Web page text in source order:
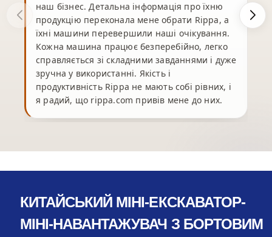
наш бізнес. Детальна інформація про їхню
продукцію переконала мене обрати Rippa, а
їхні машини перевершили наші очікування.
Кожна машина працює безперебійно, легко
справляється зі складними завданнями і дуже
зручна у використанні. Якість і
продуктивність Rippa не мають собі рівних, і
я радий, що rippa.com привів мене до них.
КИТАЙСЬКИЙ МІНІ-ЕКСКАВАТОР-
МІНІ-НАВАНТАЖУВАЧ З БОРТОВИМ